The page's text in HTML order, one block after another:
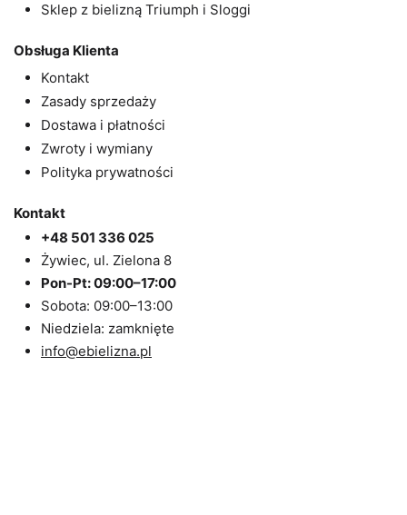
Sklep z bielizną Triumph i Sloggi
Obsługa Klienta
Kontakt
Zasady sprzedaży
Dostawa i płatności
Zwroty i wymiany
Polityka prywatności
Kontakt
+48 501 336 025
Żywiec, ul. Zielona 8
Pon-Pt: 09:00–17:00
Sobota: 09:00–13:00
Niedziela: zamknięte
info@ebielizna.pl